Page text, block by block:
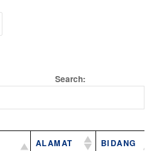
Search:
ALAMAT
BIDANG